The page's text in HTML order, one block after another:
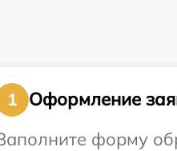
1
Оформление
форму